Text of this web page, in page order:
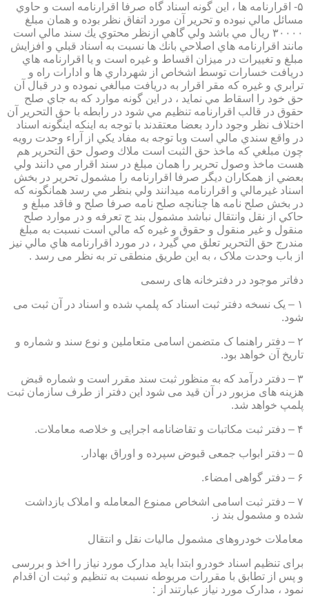
۵- اقرارنامه ها ، اين گونه اسناد گاه صرفا اقرارنامه است و حاوي
مسائل مالي نبوده و تحرير آن مورد اتفاق نظر بوده و همان مبلغ
۳۰۰۰۰ ريال مي باشد ولي گاهي ازنظر محتوي يك سند مالي است
مانند اقرارنامه هاي اصلاحي بانك ها نسبت به اسناد قبلي و افزايش
مبلغ و تغييرات در ميزان اقساط و غيره است و يا اقرارنامه هاي
دريافت خسارات توسط اشخاص از شهرداري ها و ادارات راه و
ترابري و غيره كه مقر اقرار به دريافت مبالغي نموده و در قبال آن
حق خود را اسقاط مي نمايد ، در اين گونه موارد كه به جاي صلح
حقوق در قالب اقرارنامه تنظيم مي شود در رابطه با حق التحرير آن
اختلاف نظر وجود دارد بعضا معتقدند با توجه به اينكه اينگونه اسناد
در واقع سندي مالي است وبا توجه به مفاد يكي از آراء وحدت رويه
چون مبلغي كه ماخذ حق الثبت است ملاك وصول حق التحرير هم
هست ماخذ وصول تحرير را همان مبلغ در سند اقرار مي دانند ولي
بعضي از همكاران ديگر صرفا اقرارنامه را مشمول تحرير در بخش
اسناد غيرمالي و اقرارنامه ميدانند ولي بنظر مي رسد همانگونه كه
در بخش صلح نامه ها چنانچه صلح نامه صرفا صلح و فاقد مبلغ و
حاكي از نقل وانتقال نباشد مشمول بند ج تعرفه و در موارد صلح
منقول و غير منقول و حقوق و غيره كه مالي است نسبت به مبلغ
مندرج حق التحرير تعلق مي گيرد ، در مورد اقرارنامه هاي مالي نيز
از باب وحدت ملاک ، به این طریق منطقی تر به نظر می رسد .
دفاتر موجود در دفترخانه های رسمی
۱ – یک نسخه دفتر ثبت اسناد که پلمپ شده و اسناد در آن ثبت می
شود.
۲ – دفتر راهنما ک متضمن اسامی متعاملین و نوع سند و شماره و
تاریخ آن خواهد بود.
۳ – دفتر درآمد که به منظور ثبت سند مقرر است و شماره قبض
هزینه های مزبور در آن قید می شود این دفتر از طرف سازمان ثبت
پلمپ خواهد شد.
۴ – دفتر ثبت مکاتبات و تقاضانامه اجرایی و خلاصه معاملات.
۵ – دفتر ابواب جمعی قبوض سپرده و اوراق بهادار.
۶ – دفتر گواهی امضاء.
۷ – دفتر ثبت اسامی اشخاص ممنوع المعامله و املاک بازداشت
شده و مشمول بند ز.
معاملات خودروهای مشمول مالیات نقل و انتقال
برای تنظیم اسناد خودرو ابتدا باید مدارک مورد نیاز را اخذ و بررسی
و پس از تطابق با مقررات مربوطه نسبت به تنظیم و ثبت ان اقدام
نمود ، مدارک مورد نیاز عبارتند از :